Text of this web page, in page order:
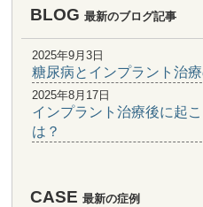
BLOG 最新のブログ記事
2025年9月3日
糖尿病とインプラント治
2025年8月17日
インプラント治療後に起
は？
CASE 最新の症例